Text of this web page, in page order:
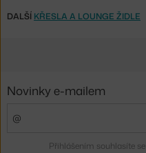
DALŠÍ KŘESLA A LOUNGE ŽIDLE
Novinky e-mailem
Přihlášením souhlasíte se